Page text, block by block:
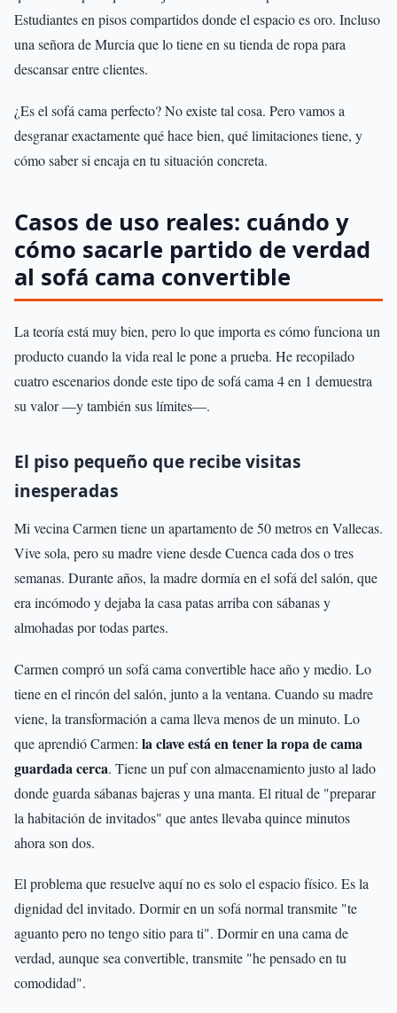
Estudiantes en pisos compartidos donde el espacio es oro. Incluso
una señora de Murcia que lo tiene en su tienda de ropa para
descansar entre clientes.
¿Es el sofá cama perfecto? No existe tal cosa. Pero vamos a
desgranar exactamente qué hace bien, qué limitaciones tiene, y
cómo saber si encaja en tu situación concreta.
Casos de uso reales: cuándo y
cómo sacarle partido de verdad
al sofá cama convertible
La teoría está muy bien, pero lo que importa es cómo funciona un
producto cuando la vida real le pone a prueba. He recopilado
cuatro escenarios donde este tipo de sofá cama 4 en 1 demuestra
su valor —y también sus límites—.
El piso pequeño que recibe visitas
inesperadas
Mi vecina Carmen tiene un apartamento de 50 metros en Vallecas.
Vive sola, pero su madre viene desde Cuenca cada dos o tres
semanas. Durante años, la madre dormía en el sofá del salón, que
era incómodo y dejaba la casa patas arriba con sábanas y
almohadas por todas partes.
Carmen compró un sofá cama convertible hace año y medio. Lo
tiene en el rincón del salón, junto a la ventana. Cuando su madre
viene, la transformación a cama lleva menos de un minuto. Lo
que aprendió Carmen: la clave está en tener la ropa de cama
guardada cerca. Tiene un puf con almacenamiento justo al lado
donde guarda sábanas bajeras y una manta. El ritual de "preparar
la habitación de invitados" que antes llevaba quince minutos
ahora son dos.
El problema que resuelve aquí no es solo el espacio físico. Es la
dignidad del invitado. Dormir en un sofá normal transmite "te
aguanto pero no tengo sitio para ti". Dormir en una cama de
verdad, aunque sea convertible, transmite "he pensado en tu
comodidad".